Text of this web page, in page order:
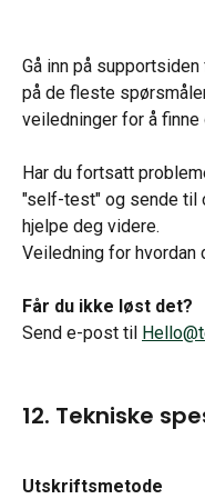
Gå inn på
på de fleste
veiledninger for å
Har du fortsatt
"self-test" og sende til
hjelpe deg videre.
Veiledning for
Får du ikke løst det?
Send e-post til
12. Tekniske
Utskriftsmetode